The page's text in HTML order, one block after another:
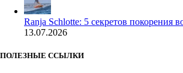
Ranja Schlotte: 5 секретов покорения
13.07.2026
ПОЛЕЗНЫЕ ССЫЛКИ